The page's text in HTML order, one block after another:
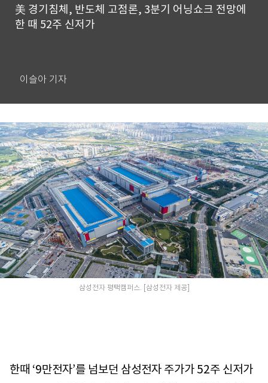
美 경기침체, 반도체 고점론, 3분기 어닝쇼크 전망에
한 때 52주 신저가
이슬아 기자
삼성전자 평택캠퍼스. [삼성전자 제공]
한때 ‘9만전자’를 넘보던 삼성전자 주가가 52주 신저가